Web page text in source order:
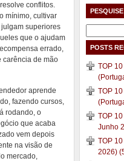
conflitos.
mínimo, cultivar
superiores
que o ajudam
errado,
carência de mão
aprende
fazendo cursos,
rodando, o
que acaba
vem depois
na visão de
mercado,
por:
POSTS
TOP
TOP
TOP
Junho
TOP
2026)